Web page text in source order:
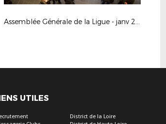
Assemblée Générale de la Ligue - janv 2017
UTILES
District de la Loire